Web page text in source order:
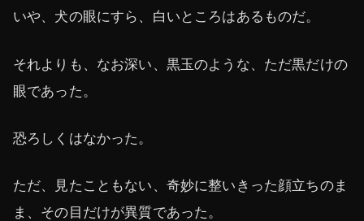
いや、犬の眼にすら、白いところはあるものだ。
それよりも、なお深い、黒玉のような、ただ黒だけの
眼であった。
恐ろしくはなかった。
ただ、見たこともない、奇妙に整いきった顔立ちのま
ま、その目だけが異質であった。